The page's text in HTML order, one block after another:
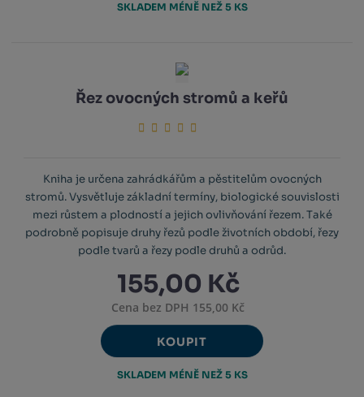
SKLADEM MÉNĚ NEŽ 5 KS
Řez ovocných stromů a keřů
Kniha je určena zahrádkářům a pěstitelům ovocných
stromů. Vysvětluje základní termíny, biologické souvislosti
mezi růstem a plodností a jejich ovlivňování řezem. Také
podrobně popisuje druhy řezů podle životních období, řezy
podle tvarů a řezy podle druhů a odrůd.
155,00 Kč
Cena bez DPH 155,00 Kč
KOUPIT
SKLADEM MÉNĚ NEŽ 5 KS